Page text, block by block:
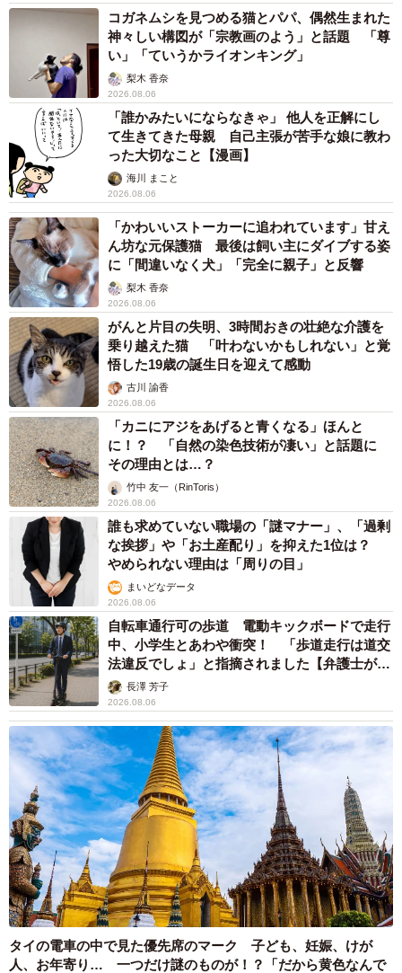
5/10
おもちゃのバラをくわえた楽くん。イベント会場で人気者になりました
（画像提供：くーさんママさん）
その一方で、4、5年ぶりに会った知人からは「楽、ぜんぜ
ん変わってないね♡」と言われたそう。今もパピーのよう
な愛らしさは変わりません。
「中身は3歳くらいですね。見た目は若いですが、人間年齢
に換算すると60歳くらいになるので、これからも健康に気
をつけながら楽しく過ごしていきたいと思います」
11年越しの願いが、理想とは少し違う形で結実した今回の1
枚。正統派の笑顔ではなくても、楽くんらしさと家族の幸
せがぎゅっと詰まった、最高の誕生日写真となったようで
す。
6/10
今にも飛んじゃいそう！ 頭にプロペラをつけた楽くん（画像提供：くー
さんママさん）
コガネムシを見つめる猫とパパ、偶然生まれた
神々しい構図が「宗教画のよう」と話題 「尊
い」「ていうかライオンキング」
梨木 香奈
2026.08.06
「誰かみたいにならなきゃ」 他人を正解にし
て生きてきた母親 自己主張が苦手な娘に教わ
った大切なこと【漫画】
海川 まこと
2026.08.06
「かわいいストーカーに追われています」甘え
ん坊な元保護猫 最後は飼い主にダイブする姿
に「間違いなく犬」「完全に親子」と反響
梨木 香奈
2026.08.06
がんと片目の失明、3時間おきの壮絶な介護を
乗り越えた猫 「叶わないかもしれない」と覚
悟した19歳の誕生日を迎えて感動
古川 諭香
2026.08.06
「カニにアジをあげると青くなる」ほんと
に！？ 「自然の染色技術が凄い」と話題に
その理由とは…？
竹中 友一（RinToris）
2026.08.06
誰も求めていない職場の「謎マナー」、「過剰
な挨拶」や「お土産配り」を抑えた1位は？
やめられない理由は「周りの目」
まいどなデータ
2026.08.06
自転車通行可の歩道 電動キックボードで走行
中、小学生とあわや衝突！ 「歩道走行は道交
法違反でしょ」と指摘されました【弁護士が解
説】長澤 芳子
2026.08.06
タイの電車の中で見た優先席のマーク 子ども、妊娠、けが
人、お年寄り… 一つだけ謎のものが！？「だから黄色なんで